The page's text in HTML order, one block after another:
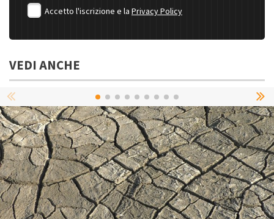
Accetto l'iscrizione e la Privacy Policy
VEDI ANCHE